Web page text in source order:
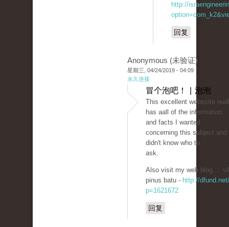
http://
回复
Anonymous (未验证)
星期三, 04/24/2019 - 04:09
永久连接
冒个泡吧！ | 泡泡
Tһis excellent webssite
has aall of the information
and facts I wanted
concerning thіs subject and
didn't know who to
ask.
Also visit my wеb blog ...
pinus batu - http://
p=1621672
回复